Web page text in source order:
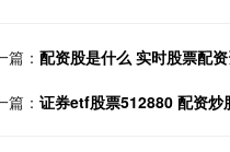
篇： 配资股是什么 实时股票配
篇： 证券etf股票512880 配资炒